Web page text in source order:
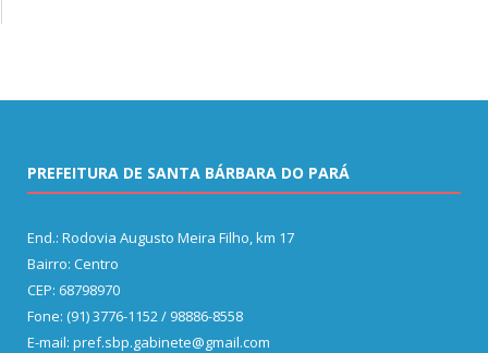
PREFEITURA DE SANTA BÁRBARA DO PARÁ
End.: Rodovia Augusto Meira Filho, km 17
Bairro: Centro
CEP: 68798970
Fone: (91) 3776-1152 / 98886-8558
E-mail: pref.sbp.gabinete@gmail.com